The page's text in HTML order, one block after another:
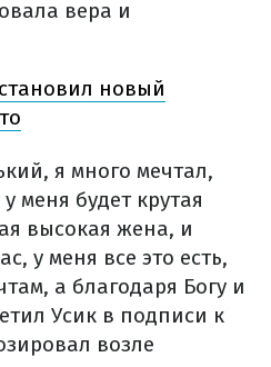
вера и
новый
я много мечтал,
меня будет крутая
высокая жена, и
у меня все это есть,
а благодаря Богу и
Усик в подписи к
возле